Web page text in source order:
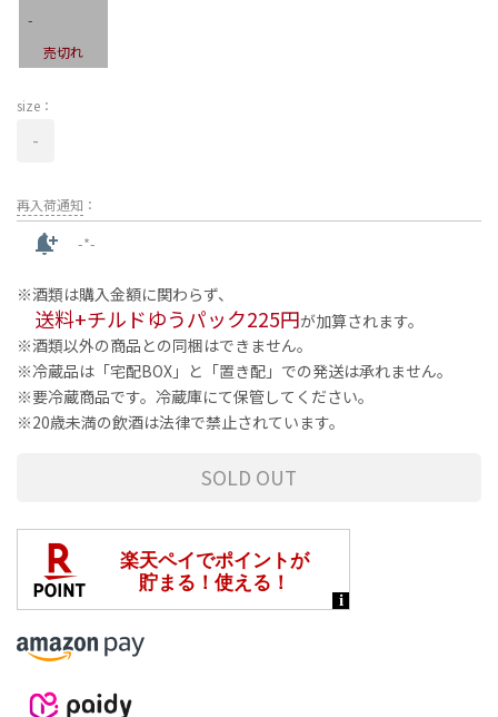
-
売切れ
size：
-
再入荷通知 ：
notification_add -*-
酒類は購入金額に関わらず、
送料+チルドゆうパック225円が加算されます。
酒類以外の商品との同梱はできません。
冷蔵品は「宅配BOX」と「置き配」での発送は承れません。
要冷蔵商品です。冷蔵庫にて保管してください。
20歳未満の飲酒は法律で禁止されています。
SOLD OUT